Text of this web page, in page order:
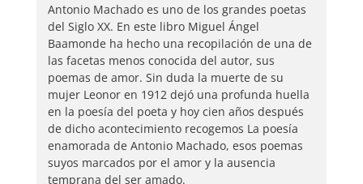
Antonio Machado es uno de los grandes poetas
del Siglo XX. En este libro Miguel Ángel
Baamonde ha hecho una recopilación de una de
las facetas menos conocida del autor, sus
poemas de amor. Sin duda la muerte de su
mujer Leonor en 1912 dejó una profunda huella
en la poesía del poeta y hoy cien años después
de dicho acontecimiento recogemos La poesía
enamorada de Antonio Machado, esos poemas
suyos marcados por el amor y la ausencia
temprana del ser amado.